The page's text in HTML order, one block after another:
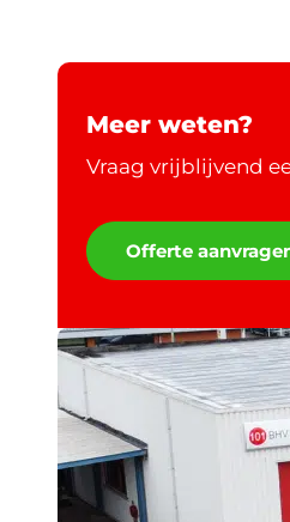
Meer weten?
Vraag vrijblijvend
Offerte